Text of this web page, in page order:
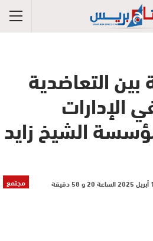
بين التعاضدية
الإدارات
الشيخ زايد
مجتمع دقيقة